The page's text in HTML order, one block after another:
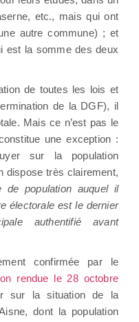
etc., mais qui ont
autre commune) ; et
est la somme des deux
de toutes les lois et
de la DGF), il
Mais ce n’est pas le
une exception :
sur la population
dispose très clairement,
de population auquel il
électorale est le dernier
authentifié avant
confirmée par le
rendue le 28 octobre
sur la situation de la
dont la population